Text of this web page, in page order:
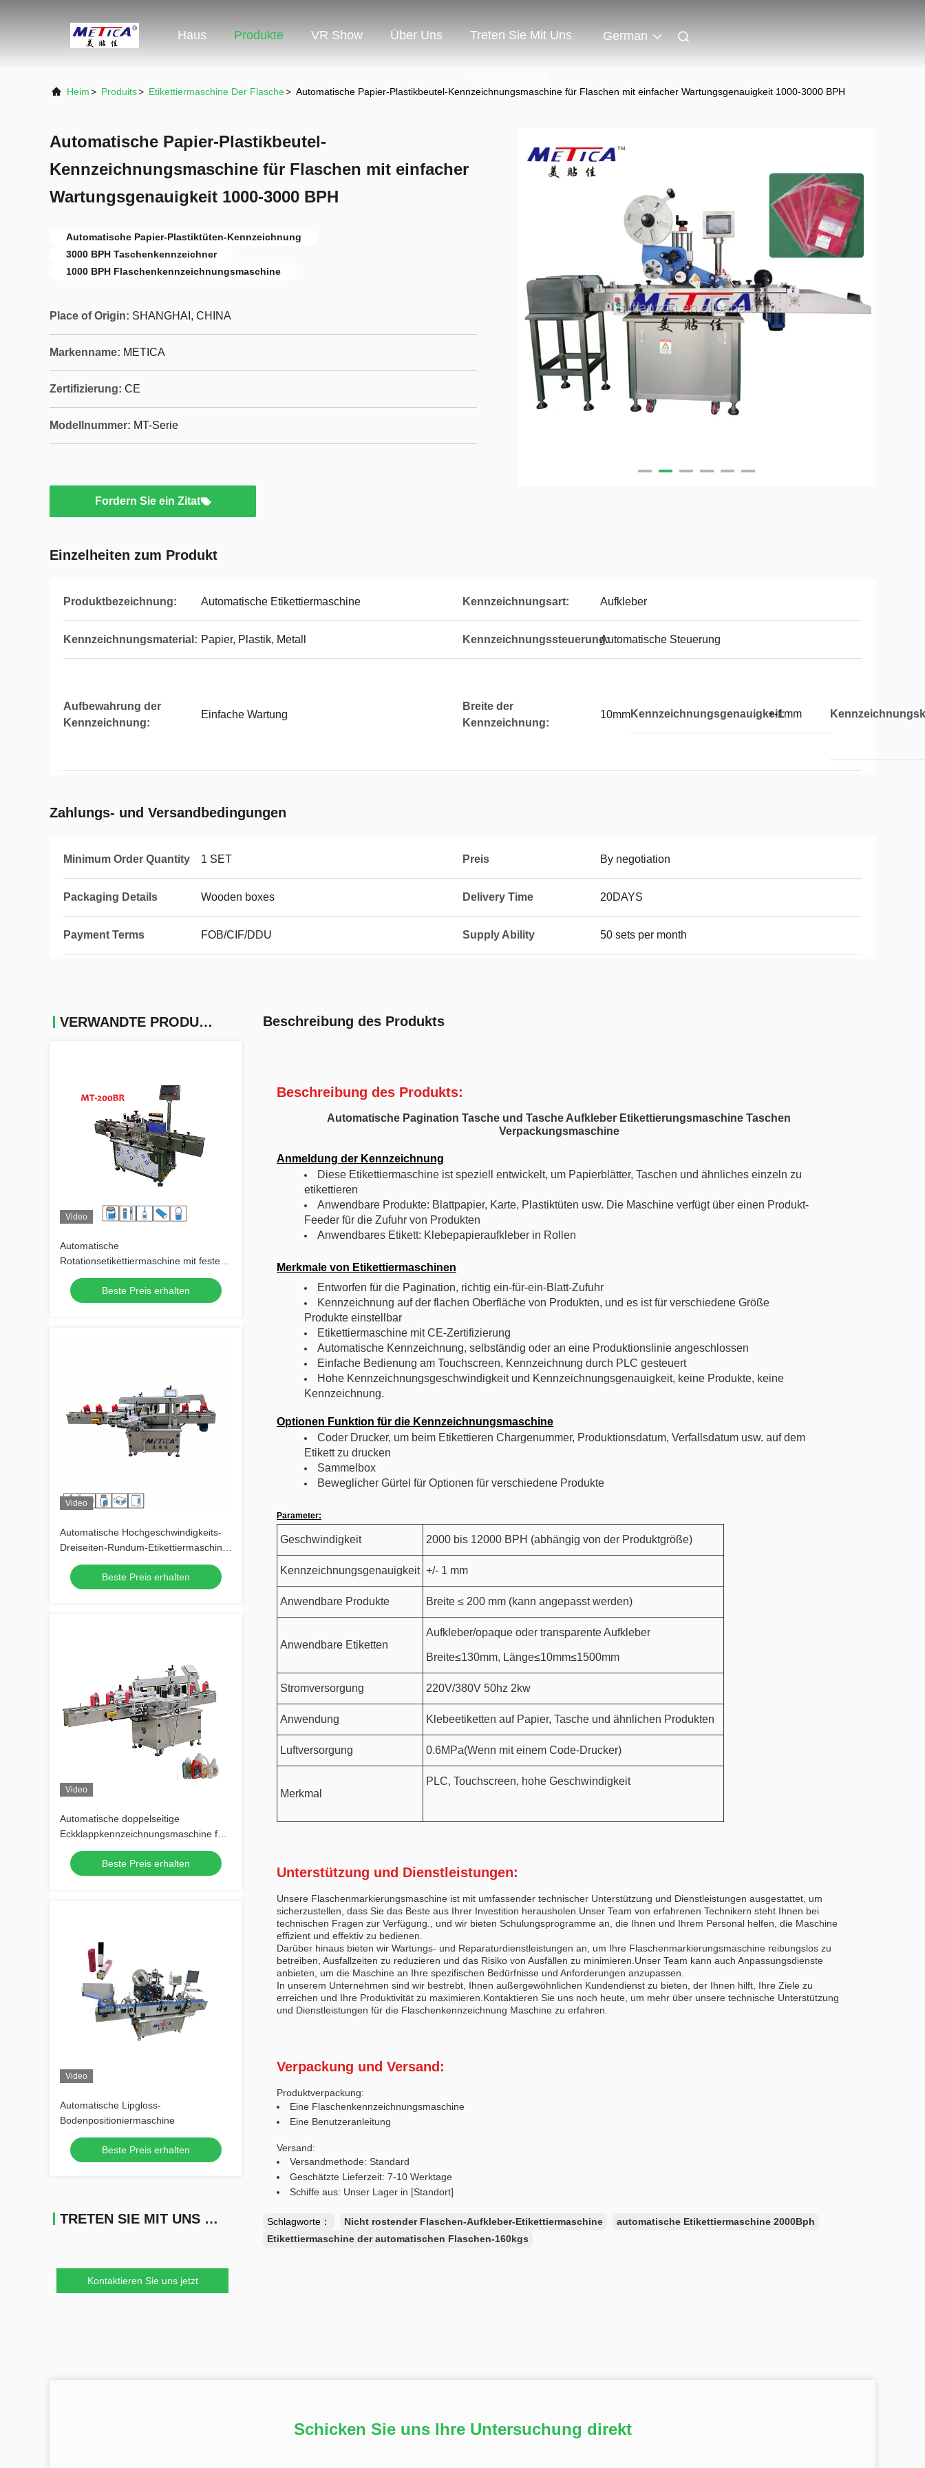
Haus Produkte VR Show Über Uns Treten Sie Mit Uns German
Heim> Produits> Etikettiermaschine Der Flasche> Automatische Papier-Plastikbeutel-Kennzeichnungsmaschine für Flaschen mit einfacher Wartungsgenauigkeit 1000-3000 BPH
Automatische Papier-Plastikbeutel-
Kennzeichnungsmaschine für Flaschen mit einfacher
Wartungsgenauigkeit 1000-3000 BPH
Automatische Papier-Plastiktüten-Kennzeichnung
3000 BPH Taschenkennzeichner
1000 BPH Flaschenkennzeichnungsmaschine
Place of Origin: SHANGHAI, CHINA
Markenname: METICA
Zertifizierung: CE
Modellnummer: MT-Serie
Fordern Sie ein Zitat
Einzelheiten zum Produkt
Produktbezeichnung: Automatische Etikettiermaschine Kennzeichnungsart: Aufkleber
Kennzeichnungsmaterial: Papier, Plastik, Metall Kennzeichnungssteuerung:Automatische Steuerung
Aufbewahrung der
Kennzeichnung:
Einfache Wartung
Breite der
Kennzeichnung:
10mmKennzeichnungsgenauigkeit:+-1mm
Zahlungs- und Versandbedingungen
Minimum Order Quantity 1 SET Preis By negotiation
Packaging Details Wooden boxes Delivery Time 20DAYS
Payment Terms FOB/CIF/DDU Supply Ability 50 sets per month
VERWANDTE PRODUKTE
Video
Automatische
Rotationsetikettiermaschine mit fester
Position für runde Behälter
Beste Preis erhalten
Video
Automatische Hochgeschwindigkeits-
Dreiseiten-Rundum-Etikettiermaschine
für eine effiziente Etikettenanbringung
Beste Preis erhalten
Video
Automatische doppelseitige
Eckklappkennzeichnungsmaschine für
eine effiziente Etikettierung
Beste Preis erhalten
Video
Automatische Lipgloss-
Bodenpositioniermaschine
Beste Preis erhalten
TRETEN SIE MIT UNS IN VERBINDUNG
Kontaktieren Sie uns jetzt
Beschreibung des Produkts
Beschreibung des Produkts:
Automatische Pagination Tasche und Tasche Aufkleber Etikettierungsmaschine Taschen
Verpackungsmaschine
Anmeldung der Kennzeichnung
Diese Etikettiermaschine ist speziell entwickelt, um Papierblätter, Taschen und ähnliches einzeln zu
etikettieren
Anwendbare Produkte: Blattpapier, Karte, Plastiktüten usw. Die Maschine verfügt über einen Produkt-
Feeder für die Zufuhr von Produkten
Anwendbares Etikett: Klebepapieraufkleber in Rollen
Merkmale von Etikettiermaschinen
Entworfen für die Pagination, richtig ein-für-ein-Blatt-Zufuhr
Kennzeichnung auf der flachen Oberfläche von Produkten, und es ist für verschiedene Größe
Produkte einstellbar
Etikettiermaschine mit CE-Zertifizierung
Automatische Kennzeichnung, selbständig oder an eine Produktionslinie angeschlossen
Einfache Bedienung am Touchscreen, Kennzeichnung durch PLC gesteuert
Hohe Kennzeichnungsgeschwindigkeit und Kennzeichnungsgenauigkeit, keine Produkte, keine
Kennzeichnung.
Optionen Funktion für die Kennzeichnungsmaschine
Coder Drucker, um beim Etikettieren Chargenummer, Produktionsdatum, Verfallsdatum usw. auf dem
Etikett zu drucken
Sammelbox
Beweglicher Gürtel für Optionen für verschiedene Produkte
Parameter:
Geschwindigkeit 2000 bis 12000 BPH (abhängig von der Produktgröße)
Kennzeichnungsgenauigkeit +/- 1 mm
Anwendbare Produkte Breite ≤ 200 mm (kann angepasst werden)
Anwendbare Etiketten
Aufkleber/opaque oder transparente Aufkleber
Breite≤130mm, Länge≤10mm≤1500mm
Stromversorgung 220V/380V 50hz 2kw
Anwendung Klebeetiketten auf Papier, Tasche und ähnlichen Produkten
Luftversorgung 0.6MPa(Wenn mit einem Code-Drucker)
Merkmal
PLC, Touchscreen, hohe Geschwindigkeit
Unterstützung und Dienstleistungen:
Unsere Flaschenmarkierungsmaschine ist mit umfassender technischer Unterstützung und Dienstleistungen ausgestattet, um
sicherzustellen, dass Sie das Beste aus Ihrer Investition herausholen.Unser Team von erfahrenen Technikern steht Ihnen bei
technischen Fragen zur Verfügung., und wir bieten Schulungsprogramme an, die Ihnen und Ihrem Personal helfen, die Maschine
effizient und effektiv zu bedienen.
Darüber hinaus bieten wir Wartungs- und Reparaturdienstleistungen an, um Ihre Flaschenmarkierungsmaschine reibungslos zu
betreiben, Ausfallzeiten zu reduzieren und das Risiko von Ausfällen zu minimieren.Unser Team kann auch Anpassungsdienste
anbieten, um die Maschine an Ihre spezifischen Bedürfnisse und Anforderungen anzupassen.
In unserem Unternehmen sind wir bestrebt, Ihnen außergewöhnlichen Kundendienst zu bieten, der Ihnen hilft, Ihre Ziele zu
erreichen und Ihre Produktivität zu maximieren.Kontaktieren Sie uns noch heute, um mehr über unsere technische Unterstützung
und Dienstleistungen für die Flaschenkennzeichnung Maschine zu erfahren.
Verpackung und Versand:
Produktverpackung:
Eine Flaschenkennzeichnungsmaschine
Eine Benutzeranleitung
Versand:
Versandmethode: Standard
Geschätzte Lieferzeit: 7-10 Werktage
Schiffe aus: Unser Lager in [Standort]
Schlagworte： Nicht rostender Flaschen-Aufkleber-Etikettiermaschine
automatische Etikettiermaschine 2000Bph
Etikettiermaschine der automatischen Flaschen-160kgs
Schicken Sie uns Ihre Untersuchung direkt